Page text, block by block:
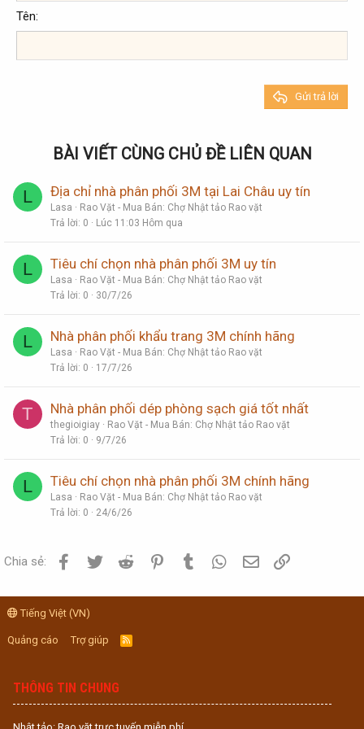
18
22
Tahoma
Times New Roman
Heading 3
Tên
Gửi trả lời
BÀI VIẾT CÙNG CHỦ ĐỀ LIÊN QUAN
L Địa chỉ nhà phân phối 3M tại Lai Châu uy tín
Lasa
Rao Vặt - Mua Bán: Chợ Nhật tảo Rao vặt
Trả lời 0 Lúc 11:03 Hôm qua
L Tiêu chí chọn nhà phân phối 3M uy tín
Lasa
Rao Vặt - Mua Bán: Chợ Nhật tảo Rao vặt
Trả lời 0 30/7/26
L Nhà phân phối khẩu trang 3M chính hãng
Lasa
Rao Vặt - Mua Bán: Chợ Nhật tảo Rao vặt
Trả lời 0 17/7/26
T Nhà phân phối dép phòng sạch giá tốt nhất
thegioigiay
Rao Vặt - Mua Bán: Chợ Nhật tảo Rao vặt
Trả lời 0 9/7/26
L Tiêu chí chọn nhà phân phối 3M chính hãng
Lasa
Rao Vặt - Mua Bán: Chợ Nhật tảo Rao vặt
Trả lời 0 24/6/26
Chia sẻ: Facebook
Twitter Reddit PinterestTumblr WhatsApp
Email
Tiếng Việt (VN)
Quảng cáo Trợ giúp
R
S
THÔNG TIN CHUNG